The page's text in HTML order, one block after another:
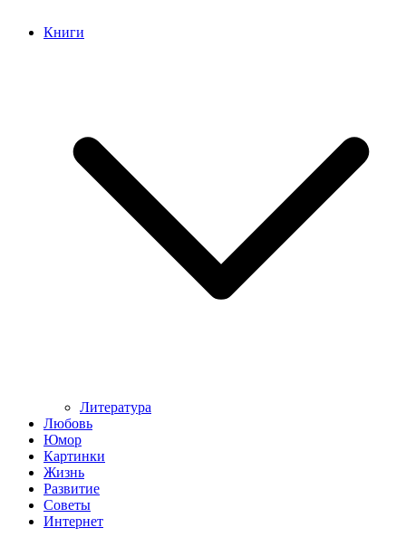
Книги
Литература
Любовь
Юмор
Картинки
Жизнь
Развитие
Советы
Интернет